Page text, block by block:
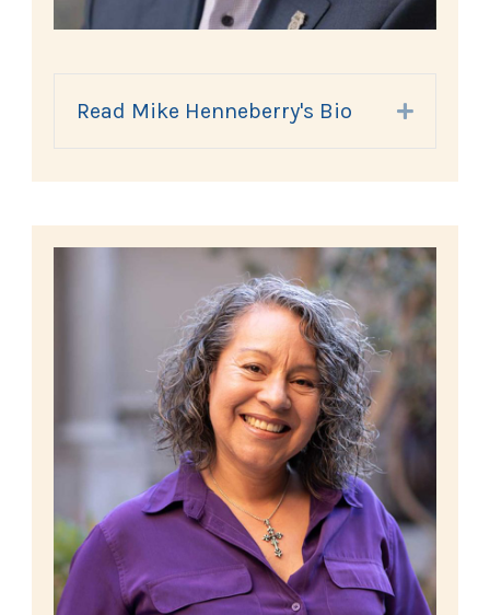
Read Mike Henneberry's Bio Expand